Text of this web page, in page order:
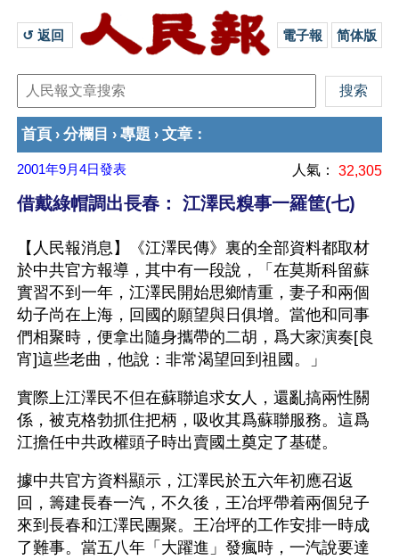
↺ 返回 電子報 简体版
首頁 › 分欄目 › 專題 › 文章 ：
2001年9月4日發表 人氣： 32,305
借戴綠帽調出長春： 江澤民糗事一羅筐(七)
【人民報消息】《江澤民傳》裏的全部資料都取材
於中共官方報導，其中有一段說，「在莫斯科留蘇
實習不到一年，江澤民開始思鄉情重，妻子和兩個
幼子尚在上海，回國的願望與日俱增。當他和同事
們相聚時，便拿出隨身攜帶的二胡，爲大家演奏[良
宵]這些老曲，他說：非常渴望回到祖國。」
實際上江澤民不但在蘇聯追求女人，還亂搞兩性關
係，被克格勃抓住把柄，吸收其爲蘇聯服務。這爲
江擔任中共政權頭子時出賣國土奠定了基礎。
據中共官方資料顯示，江澤民於五六年初應召返
回，籌建長春一汽，不久後，王冶坪帶着兩個兒子
來到長春和江澤民團聚。王冶坪的工作安排一時成
了難事。當五八年「大躍進」發瘋時，一汽說要達